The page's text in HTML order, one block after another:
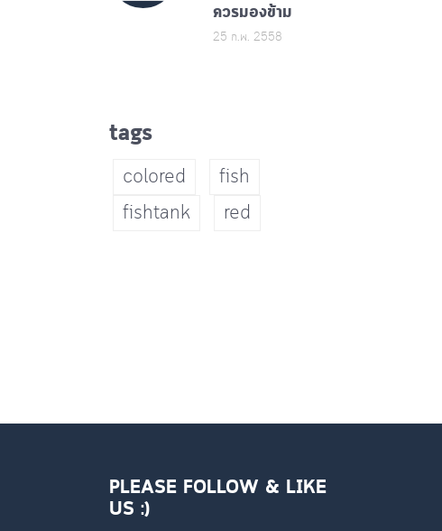
ควรมองข้าม
25 ก.พ. 2558
tags
colored
fish
fishtank
red
PLEASE FOLLOW & LIKE
US :)